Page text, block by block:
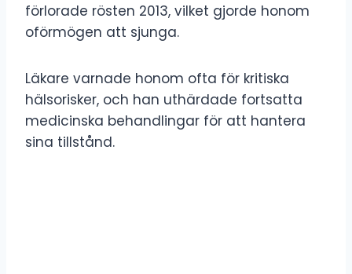
förlorade rösten 2013, vilket gjorde honom
oförmögen att sjunga.
Läkare varnade honom ofta för kritiska
hälsorisker, och han uthärdade fortsatta
medicinska behandlingar för att hantera
sina tillstånd.